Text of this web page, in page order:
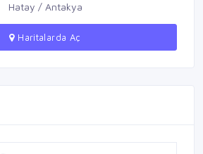
Hatay / Antakya
Haritalarda Aç